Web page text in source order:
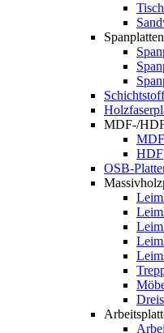
Spanplatten
MDF-/
MDF
HDF
OSB-